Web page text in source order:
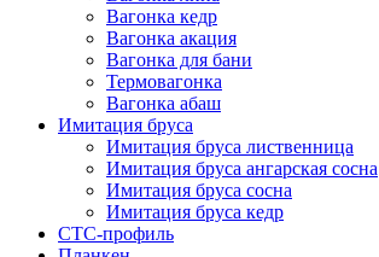
Вагонка кедр
Вагонка акация
Вагонка для бани
Термовагонка
Вагонка абаш
Имитация бруса
Имитация бруса лиственница
Имитация бруса ангарская сосна
Имитация бруса сосна
Имитация бруса кедр
СТС-профиль